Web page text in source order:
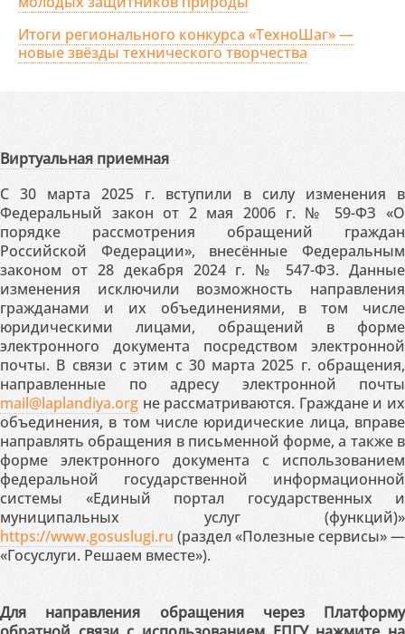
Итоги регионального конкурса «ТехноШаг» —
новые звёзды технического творчества
Виртуальная приемная
С 30 марта 2025 г. вступили в силу изменения в
Федеральный закон от 2 мая 2006 г. № 59-ФЗ «О
порядке рассмотрения обращений граждан
Российской Федерации», внесённые Федеральным
законом от 28 декабря 2024 г. № 547-ФЗ. Данные
изменения исключили возможность направления
гражданами и их объединениями, в том числе
юридическими лицами, обращений в форме
электронного документа посредством электронной
почты. В связи с этим с 30 марта 2025 г. обращения,
направленные по адресу электронной почты
mail@laplandiya.org не рассматриваются. Граждане и их
объединения, в том числе юридические лица, вправе
направлять обращения в письменной форме, а также в
форме электронного документа с использованием
федеральной государственной информационной
системы «Единый портал государственных и
муниципальных услуг (функций)»
https://www.gosuslugi.ru (раздел «Полезные сервисы» —
«Госуслуги. Решаем вместе»).
Для направления обращения через Платформу